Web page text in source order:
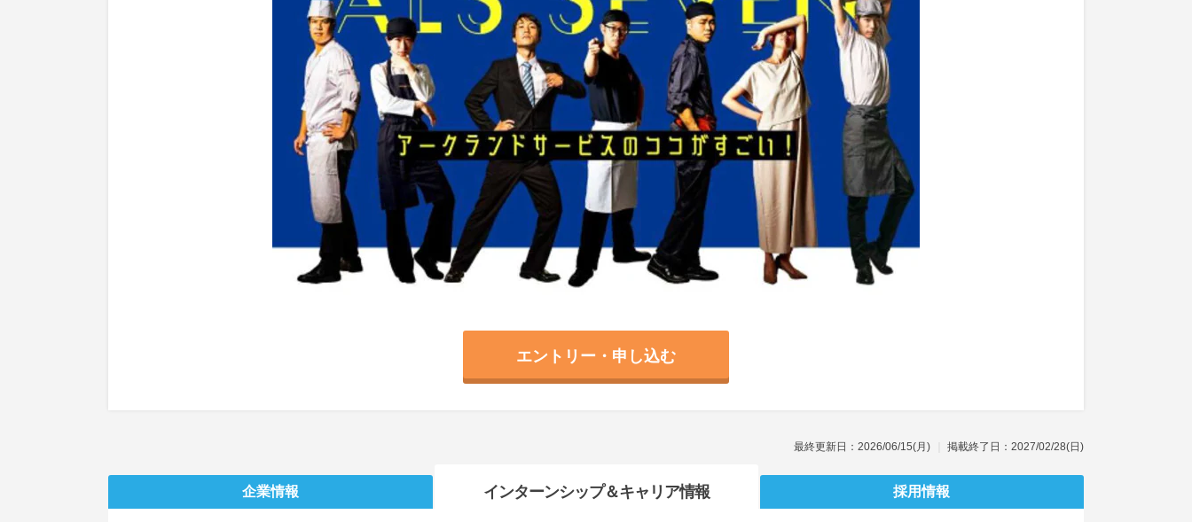
エントリー・申し込む
最終更新日：2026/06/15(月) 掲載終了日：2027/02/28(日)
企業情報 インターンシップ＆キャリア情報 採用情報